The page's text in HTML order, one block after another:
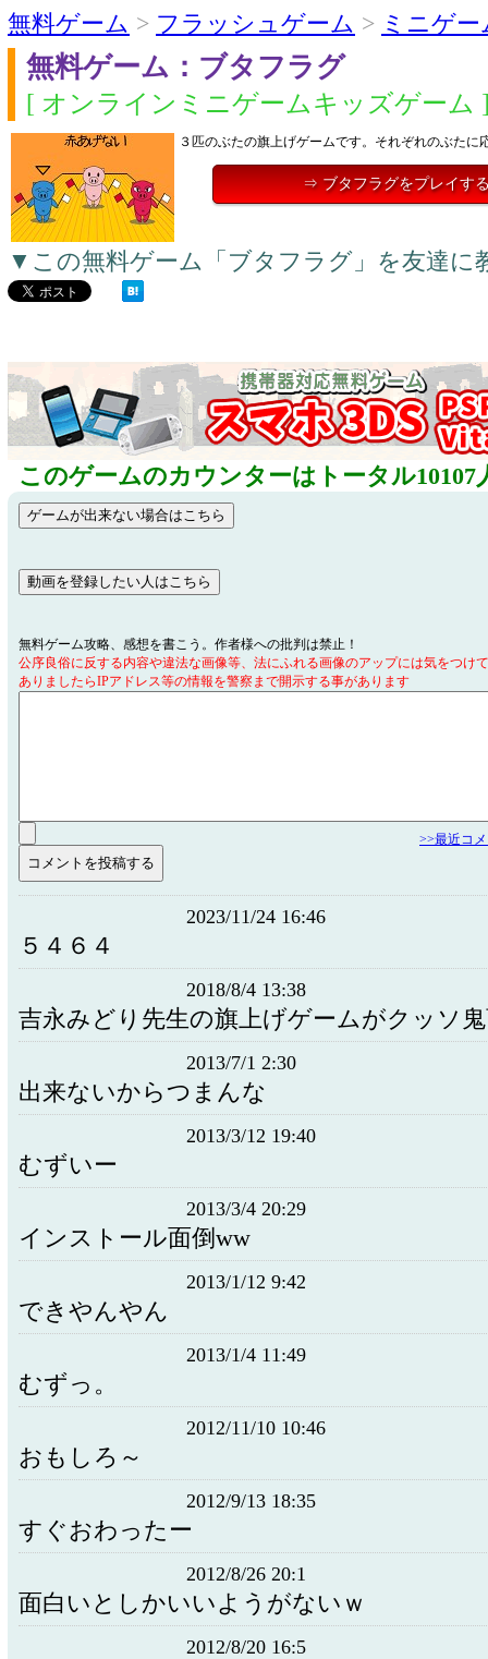
無料ゲーム > フラッシュゲーム > ミニゲー
無料ゲーム：ブタフラグ
[ オンラインミニゲームキッズゲーム
３匹のぶたの旗上げゲームです。それぞれのぶたに
⇒ ブタフラグをプレイす
▼この無料ゲーム「ブタフラグ」を友達に
このゲームのカウンターはトータル10107
無料ゲーム攻略、感想を書こう。作者様への批判は禁止！
公序良俗に反する内容や違法な画像等、法にふれる画像のアップには気をつけ
ありましたらIPアドレス等の情報を警察まで開示する事があります
>>最近コ
2023/11/24 16:46
５４６４
2018/8/4 13:38
吉永みどり先生の旗上げゲームがクッソ
2013/7/1 2:30
出来ないからつまんな
2013/3/12 19:40
むずいー
2013/3/4 20:29
インストール面倒ww
2013/1/12 9:42
できやんやん
2013/1/4 11:49
むずっ。
2012/11/10 10:46
おもしろ～
2012/9/13 18:35
すぐおわったー
2012/8/26 20:1
面白いとしかいいようがないｗ
2012/8/20 16:5